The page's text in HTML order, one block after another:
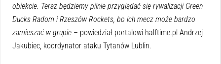
obiekcie. Teraz będziemy pilnie przyglądać się rywalizacji Green
Ducks Radom i Rzeszów Rockets, bo ich mecz może bardzo
zamieszać w grupie – powiedział portalowi halftime.pl Andrzej
Jakubiec, koordynator ataku Tytanów Lublin.